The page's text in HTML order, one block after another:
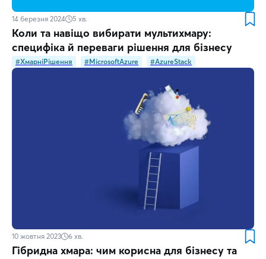
14 березня 2024 5 хв.
Коли та навіщо вибирати мультихмару:
специфіка й переваги рішення для бізнесу
#ХмарніРішення #MicrosoftAzure #AzureStack
10 жовтня 2023 6 хв.
Гібридна хмара: чим корисна для бізнесу та